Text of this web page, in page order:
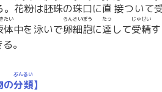
花粉は胚珠の珠口に直接ついて
体
たい
中を泳いで卵細胞
らんさいぼう
に達
たっ
して受精
じゅせい
。
の分類
ぶんるい
】